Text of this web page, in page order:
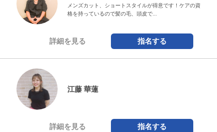
メンズカット、ショートスタイルが得意です！ケアの資
格を持っているので髪の毛、頭皮で...
詳細を見る 指名する
江藤 華蓮
詳細を見る 指名する